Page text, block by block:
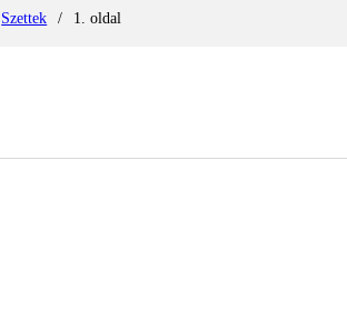
Szettek / 1. oldal